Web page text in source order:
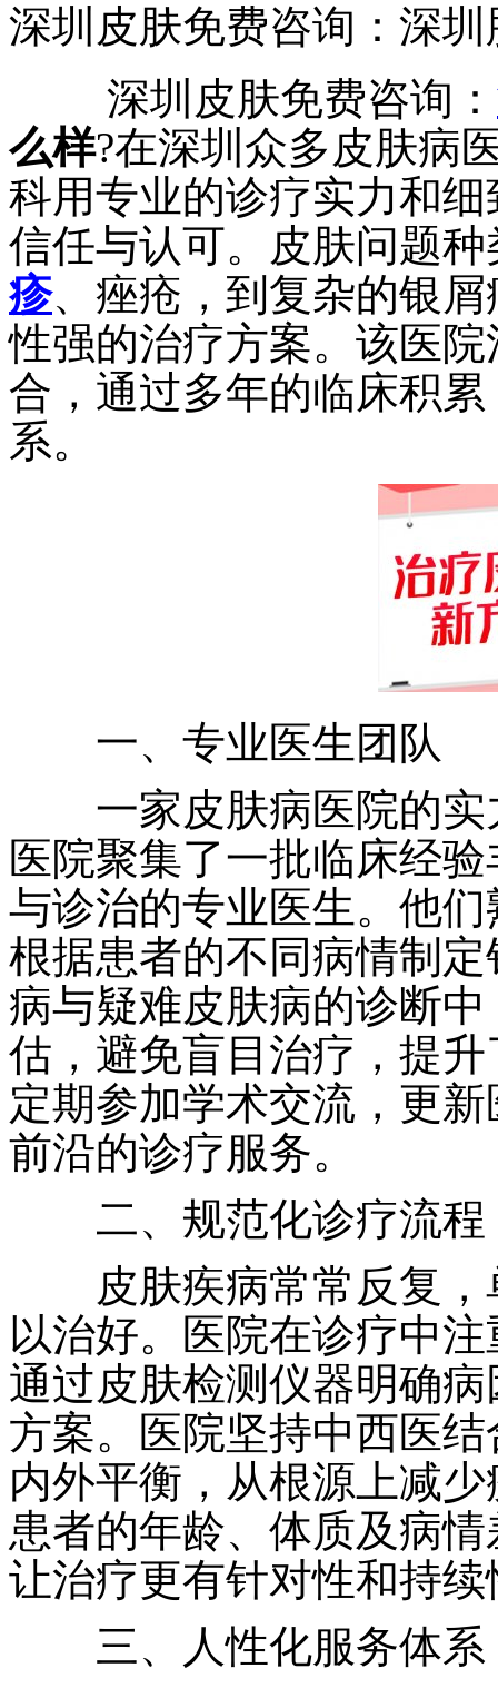
深圳皮肤免费咨询：深
深圳皮肤免费咨询：
么样?在深圳众多皮肤病
科用专业的诊疗实力和
信任与认可。皮肤问题
疹、痤疮，到复杂的银
性强的治疗方案。该医
合，通过多年的临床积
系。
一、专业医生团队
一家皮肤病医院的实
医院聚集了一批临床经
与诊治的专业医生。他
根据患者的不同病情制
病与疑难皮肤病的诊断
估，避免盲目治疗，提
定期参加学术交流，更
前沿的诊疗服务。
二、规范化诊疗流程
皮肤疾病常常反复，
以治好。医院在诊疗中
通过皮肤检测仪器明确
方案。医院坚持中西医
内外平衡，从根源上减
患者的年龄、体质及病
让治疗更有针对性和持续
三、人性化服务体系